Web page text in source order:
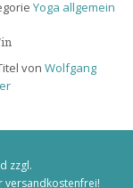
Yoga allgemein
von Wolfgang
zzgl.
versandkostenfrei!